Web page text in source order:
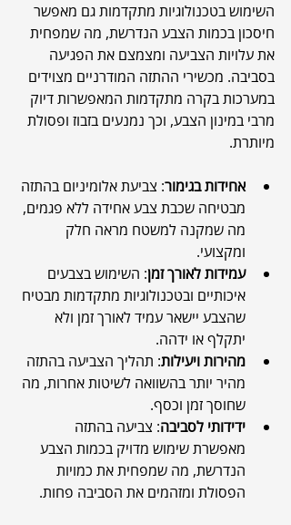
השימוש בטכנולוגיות מתקדמות גם מאפשר
חיסכון בכמות הצבע הנדרשת, מה שמפחית
את עלויות הצביעה ומצמצם את הפגיעה
בסביבה. מכשירי ההתזה המודרניים מצוידים
במערכות בקרה מתקדמות המאפשרות דיוק
מרבי במינון הצבע, וכך נמנעים בזבוז ופסולת
מיותרת.
אחידות בגימור: צביעת אלומיניום בהתזה
מבטיחה שכבת צבע אחידה ללא פגמים,
מה שמקנה למשטח מראה חלק
ומקצועי.
עמידות לאורך זמן: השימוש בצבעים
איכותיים ובטכנולוגיות מתקדמות מבטיח
שהצבע יישאר עמיד לאורך זמן ולא
יתקלף או ידהה.
מהירות ויעילות: תהליך הצביעה בהתזה
מהיר יותר בהשוואה לשיטות אחרות, מה
שחוסך זמן וכסף.
ידידותי לסביבה: צביעה בהתזה
מאפשרת שימוש מדויק בכמות הצבע
הנדרשת, מה שמפחית את כמויות
הפסולת ומזהמים את הסביבה פחות.